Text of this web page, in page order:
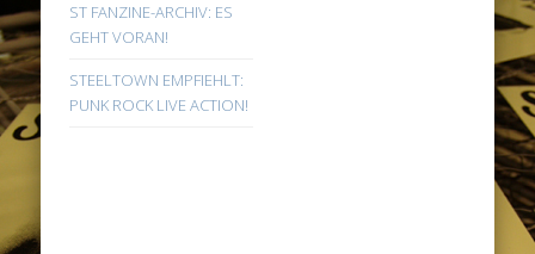
ST FANZINE-ARCHIV: ES
GEHT VORAN!
STEELTOWN EMPFIEHLT:
PUNK ROCK LIVE ACTION!